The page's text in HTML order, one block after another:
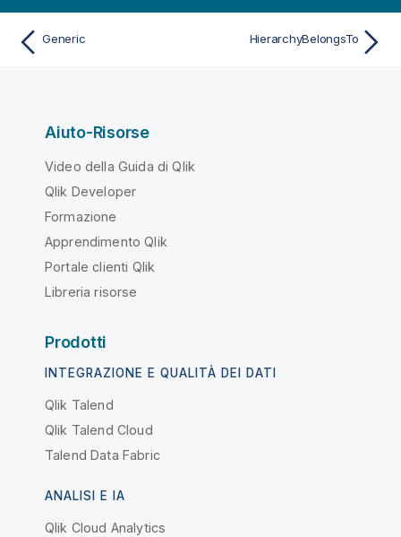
Generic HierarchyBelongsTo
Aiuto-Risorse
Video della Guida di Qlik
Qlik Developer
Formazione
Apprendimento Qlik
Portale clienti Qlik
Libreria risorse
Prodotti
INTEGRAZIONE E QUALITÀ DEI DATI
Qlik Talend
Qlik Talend Cloud
Talend Data Fabric
ANALISI E IA
Qlik Cloud Analytics